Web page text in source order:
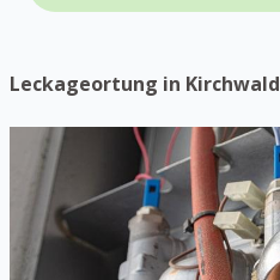
Leckageortung in Kirchwald